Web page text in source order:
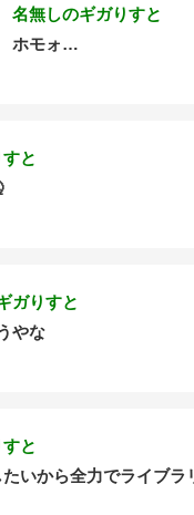
名無しのギガりすと
ホモォ…
と
ガりすと
やな
と
いから全力でライブラ